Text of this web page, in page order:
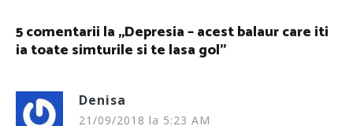
5 comentarii la „Depresia – acest balaur care iti
ia toate simturile si te lasa gol”
Denisa
21/09/2018 la 5:23 AM